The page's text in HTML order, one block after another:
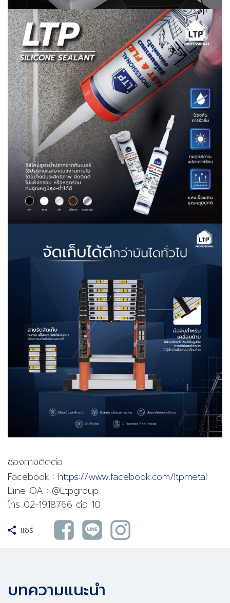
ช่องทางติดต่อ
Facebook : https://www.facebook.com/ltpmetal
Line OA : @Ltpgroup
โทร 02-1918766 ต่อ 10
แชร์
บทความแนะนำ